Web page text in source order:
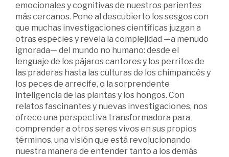
emocionales y cognitivas de nuestros parientes
más cercanos. Pone al descubierto los sesgos con
que muchas investigaciones científicas juzgan a
otras especies y revela la complejidad —a menudo
ignorada— del mundo no humano: desde el
lenguaje de los pájaros cantores y los perritos de
las praderas hasta las culturas de los chimpancés y
los peces de arrecife, o la sorprendente
inteligencia de las plantas y los hongos. Con
relatos fascinantes y nuevas investigaciones, nos
ofrece una perspectiva transformadora para
comprender a otros seres vivos en sus propios
términos, una visión que está revolucionando
nuestra manera de entender tanto a los demás